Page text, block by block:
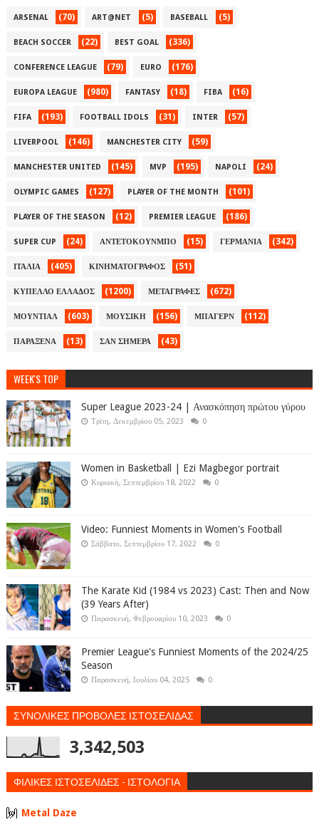
ARSENAL (70) ART@NET (5) BASEBALL (5)
BEACH SOCCER (22) BEST GOAL (336)
CONFERENCE LEAGUE (79) EURO (176)
EUROPA LEAGUE (980) FANTASY (18) FIBA (16)
FIFA (193) FOOTBALL IDOLS (31) INTER (57)
LIVERPOOL (146) MANCHESTER CITY (59)
MANCHESTER UNITED (145) MVP (195) NAPOLI (24)
OLYMPIC GAMES (127) PLAYER OF THE MONTH (101)
PLAYER OF THE SEASON (12) PREMIER LEAGUE (186)
SUPER CUP (24) ΑΝΤΕΤΟΚΟΥΝΜΠΟ (15) ΓΕΡΜΑΝΙΑ (342)
ΙΤΑΛΙΑ (405) ΚΙΝΗΜΑΤΟΓΡΑΦΟΣ (51)
ΚΥΠΕΛΛΟ ΕΛΛΑΔΟΣ (1200) ΜΕΤΑΓΡΑΦΕΣ (672)
ΜΟΥΝΤΙΑΛ (603) ΜΟΥΣΙΚΗ (156) ΜΠΑΓΕΡΝ (112)
ΠΑΡΑΞΕΝΑ (13) ΣΑΝ ΣΗΜΕΡΑ (43)
WEEK'S TOP
Super League 2023-24 | Ανασκόπηση πρώτου γύρου
Τρίτη, Δεκεμβρίου 05, 2023 0
Women in Basketball | Ezi Magbegor portrait
Κυριακή, Σεπτεμβρίου 18, 2022 0
Video: Funniest Moments in Women's Football
Σάββατο, Σεπτεμβρίου 17, 2022 0
The Karate Kid (1984 vs 2023) Cast: Then and Now
(39 Years After)
Παρασκευή, Φεβρουαρίου 10, 2023 0
Premier League's Funniest Moments of the 2024/25
Season
Παρασκευή, Ιουλίου 04, 2025 0
ΣΥΝΟΛΙΚΕΣ ΠΡΟΒΟΛΕΣ ΙΣΤΟΣΕΛΙΔΑΣ
3,342,503
ΦΙΛΙΚΕΣ ΙΣΤΟΣΕΛΙΔΕΣ - ΙΣΤΟΛΟΓΙΑ
Metal Daze